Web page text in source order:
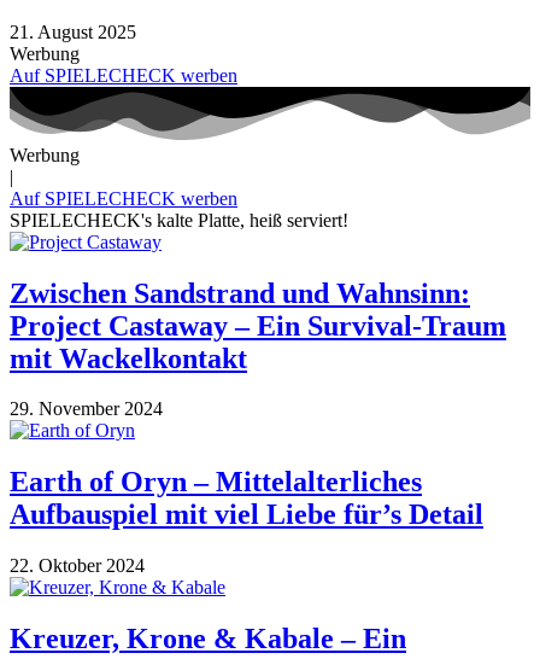
21. August 2025
Werbung
Auf SPIELECHECK werben
Werbung
|
Auf SPIELECHECK werben
SPIELECHECK's kalte Platte, heiß serviert!
Zwischen Sandstrand und Wahnsinn:
Project Castaway – Ein Survival-Traum
mit Wackelkontakt
29. November 2024
Earth of Oryn – Mittelalterliches
Aufbauspiel mit viel Liebe für’s Detail
22. Oktober 2024
Kreuzer, Krone & Kabale – Ein